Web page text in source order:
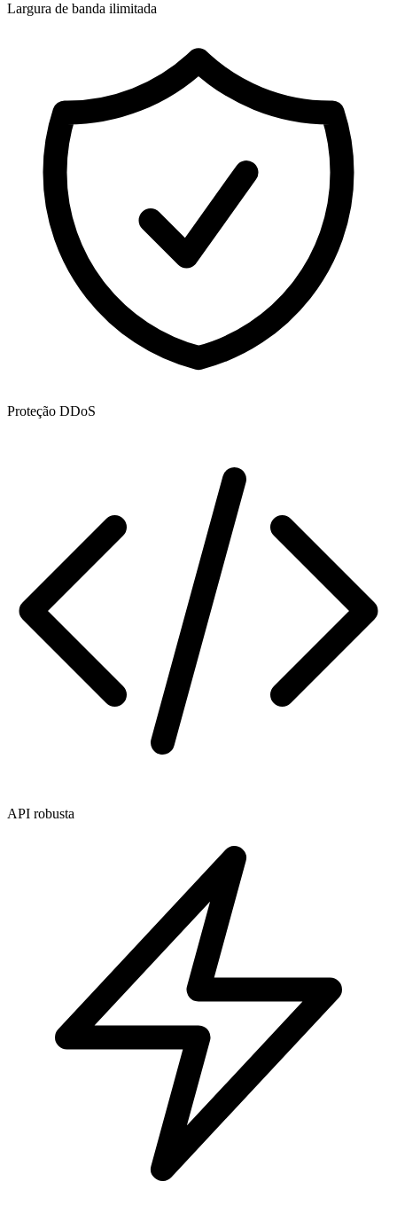
Largura de banda ilimitada
Proteção DDoS
API robusta